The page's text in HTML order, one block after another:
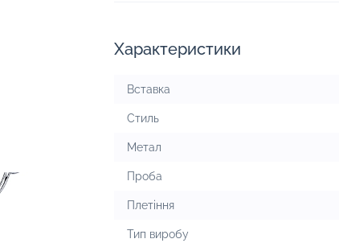
Характеристики
Вставка
Стиль
Метал
Проба
Плетіння
Тип виробу